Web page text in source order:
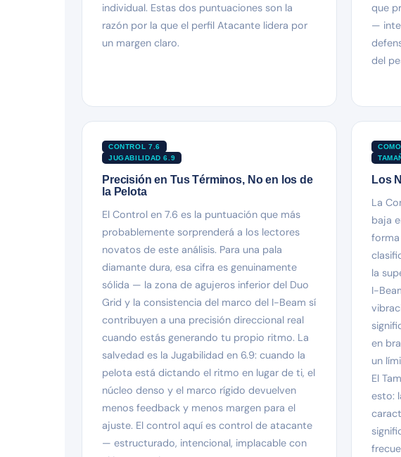
individual. Estas dos puntuaciones son la
razón por la que el perfil Atacante lidera por
un margen claro.
que
—
del
CONTROL 7.6
JUGABILIDAD 6.9
Precisión en Tus Términos, No en los de
la Pelota
El Control en 7.6 es la puntuación que más
probablemente sorprenderá a los lectores
novatos de este análisis. Para una pala
diamante dura, esa cifra es genuinamente
sólida — la zona de agujeros inferior del Duo
Grid y la consistencia del marco del I-Beam sí
contribuyen a una precisión direccional real
cuando estás generando tu propio ritmo. La
salvedad es la Jugabilidad en 6.9: cuando la
pelota está dictando el ritmo en lugar de ti, el
núcleo denso y el marco rígido devuelven
menos feedback y menos margen para el
ajuste. El control aquí es control de atacante
— estructurado, intencional, implacable con
Los
La
baja
forma
la
I-
en
un
El
esto: